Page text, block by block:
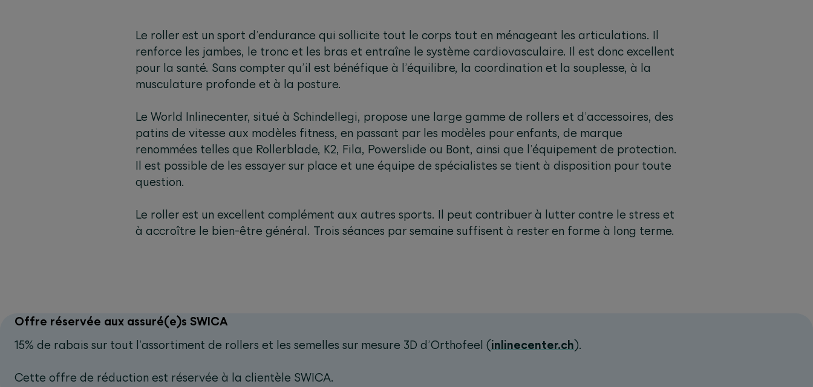
Le roller est un sport d’endurance qui sollicite tout le corps tout en ménageant les articulations. Il
renforce les jambes, le tronc et les bras et entraîne le système cardiovasculaire. Il est donc excellent
pour la santé. Sans compter qu’il est bénéfique à l’équilibre, la coordination et la souplesse, à la
musculature profonde et à la posture.
Le World Inlinecenter, situé à Schindellegi, propose une large gamme de rollers et d’accessoires, des
patins de vitesse aux modèles fitness, en passant par les modèles pour enfants, de marque
renommées telles que Rollerblade, K2, Fila, Powerslide ou Bont, ainsi que l’équipement de protection.
Il est possible de les essayer sur place et une équipe de spécialistes se tient à disposition pour toute
question.
Le roller est un excellent complément aux autres sports. Il peut contribuer à lutter contre le stress et
à accroître le bien-être général. Trois séances par semaine suffisent à rester en forme à long terme.
Offre réservée aux assuré(e)s SWICA‫‬
15% de rabais sur tout l’assortiment de rollers et les semelles sur mesure 3D d’Orthofeel (inlinecenter.ch).
Cette offre de réduction est réservée à la clientèle SWICA.